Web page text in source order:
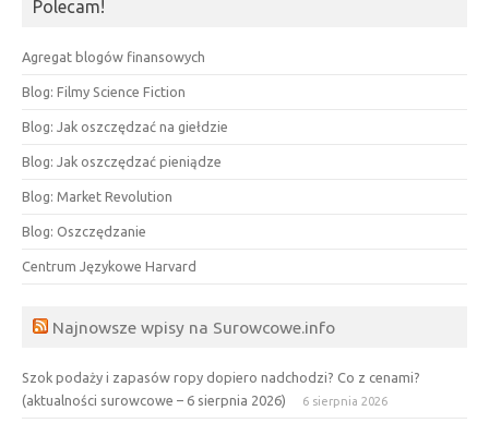
Polecam!
Agregat blogów finansowych
Blog: Filmy Science Fiction
Blog: Jak oszczędzać na giełdzie
Blog: Jak oszczędzać pieniądze
Blog: Market Revolution
Blog: Oszczędzanie
Centrum Językowe Harvard
Najnowsze wpisy na Surowcowe.info
Szok podaży i zapasów ropy dopiero nadchodzi? Co z cenami?
(aktualności surowcowe – 6 sierpnia 2026)
6 sierpnia 2026